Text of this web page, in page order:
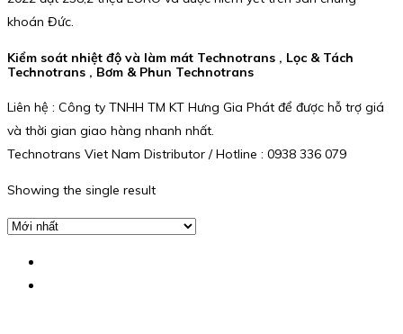
khoán Đức.
Kiểm soát nhiệt độ và làm mát Technotrans , Lọc & Tách
Technotrans , Bơm & Phun Technotrans
Liên hệ : Công ty TNHH TM KT Hưng Gia Phát để được hỗ trợ giá
và thời gian giao hàng nhanh nhất.
Technotrans Viet Nam Distributor / Hotline : 0938 336 079
Showing the single result